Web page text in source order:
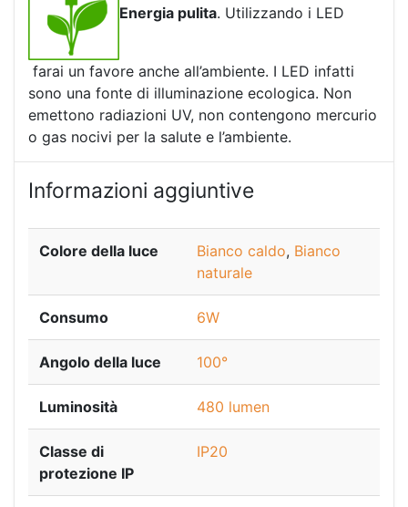
Energia pulita. Utilizzando i LED
farai un favore anche all’ambiente. I LED infatti
sono una fonte di illuminazione ecologica. Non
emettono radiazioni UV, non contengono mercurio
o gas nocivi per la salute e l’ambiente.
Informazioni aggiuntive
Colore della luce Bianco caldo, Bianco
naturale
Consumo 6W
Angolo della luce 100°
Luminosità 480 lumen
Classe di
protezione IP
IP20